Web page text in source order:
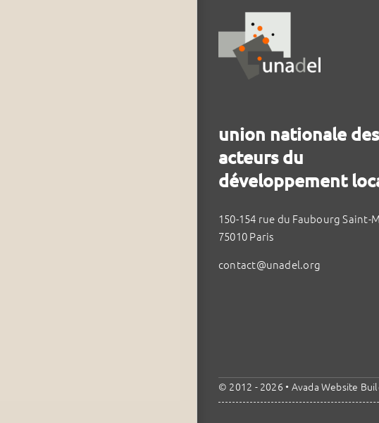
union nationale des
acteurs du
développement
150-154 rue du Faubourg Saint-
75010 Paris
contact@unadel.org
© 2012 - 2026 • Avada Website